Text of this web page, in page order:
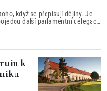
když se přepisují dějiny. Je
další parlamentní delegace
republice a byl jsem naprosto
ruin k